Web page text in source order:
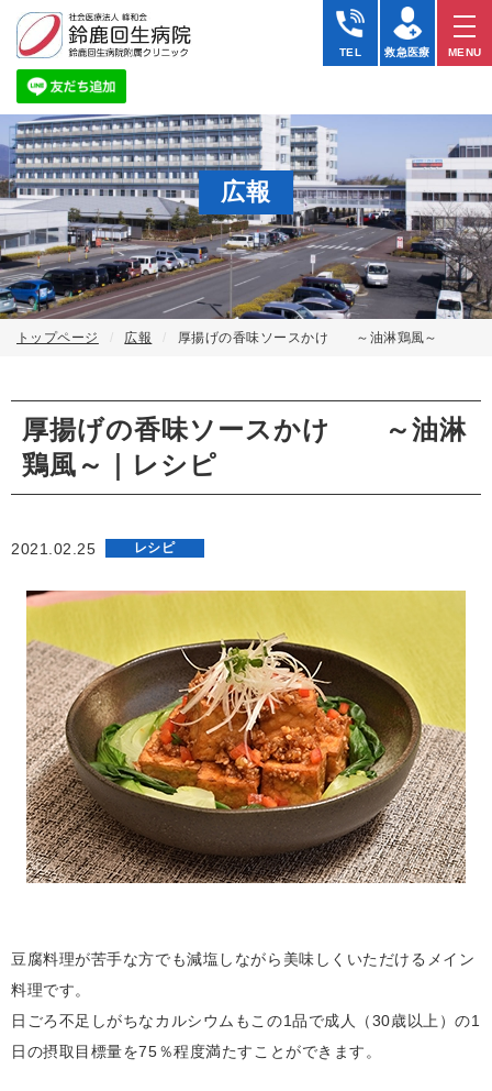
TEL 救急医療 MENU
広報
トップページ 広報 厚揚げの香味ソースかけ ～油淋鶏風～
厚揚げの香味ソースかけ ～油淋
鶏風～｜レシピ
2021.02.25 レシピ
豆腐料理が苦手な方でも減塩しながら美味しくいただけるメイン
料理です。
日ごろ不足しがちなカルシウムもこの1品で成人（30歳以上）の1
日の摂取目標量を75％程度満たすことができます。